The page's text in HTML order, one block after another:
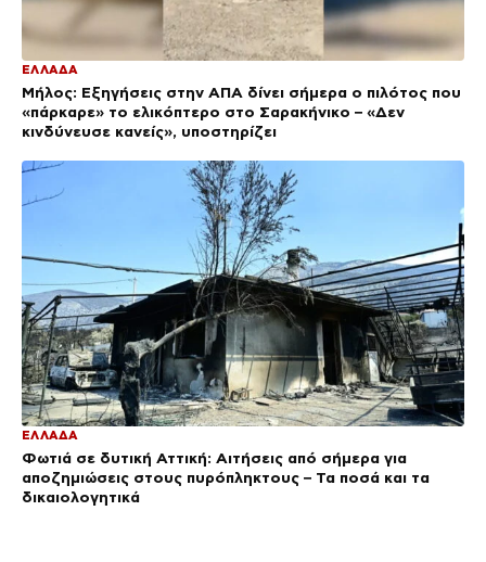
ΕΛΛΑΔΑ
Μήλος: Εξηγήσεις στην ΑΠΑ δίνει σήμερα ο πιλότος που
«πάρκαρε» το ελικόπτερο στο Σαρακήνικο – «Δεν
κινδύνευσε κανείς», υποστηρίζει
ΕΛΛΑΔΑ
Φωτιά σε δυτική Αττική: Αιτήσεις από σήμερα για
αποζημιώσεις στους πυρόπληκτους – Τα ποσά και τα
δικαιολογητικά